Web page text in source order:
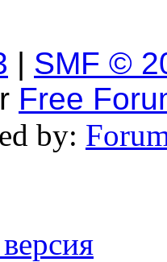
| SMF ©
Free
by: